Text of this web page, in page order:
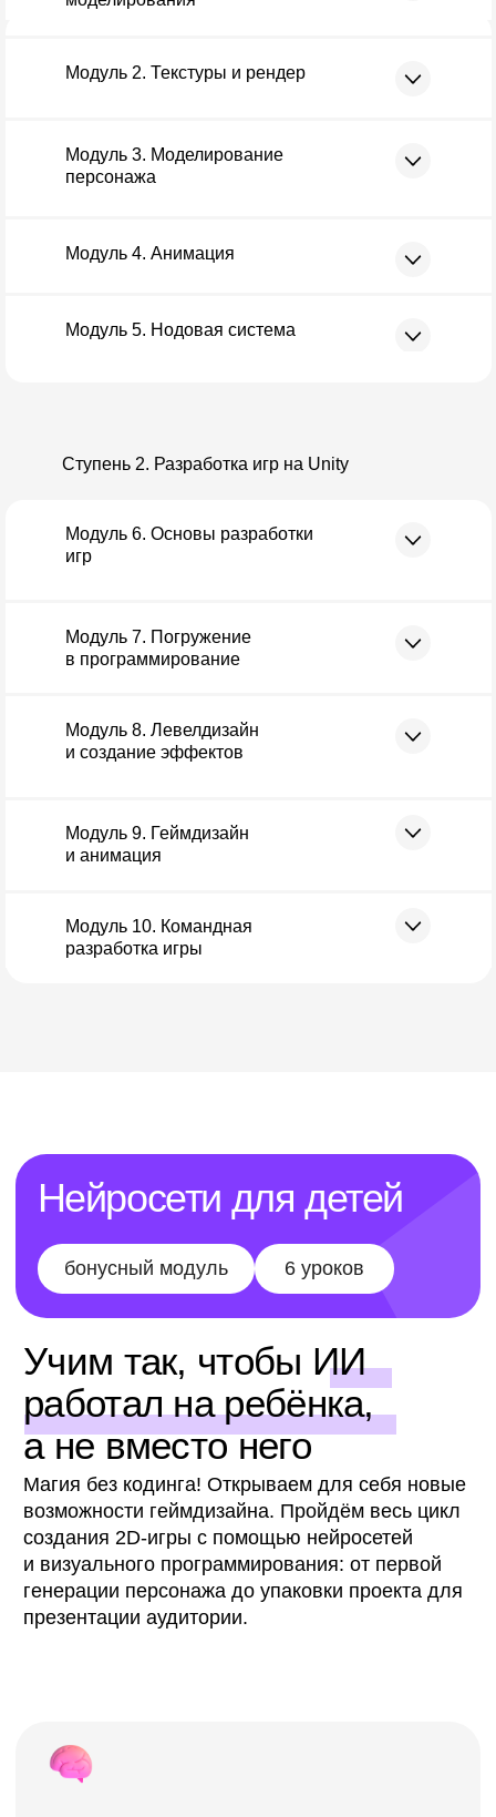
Модуль 2. Текстуры и рендер
Модуль 3. Моделирование
персонажа
Модуль 4. Анимация
Модуль 5. Нодовая система
Ступень 2. Разработка игр на Unity
Модуль 6. Основы разработки
игр
Модуль 7. Погружение
в программирование
Модуль 8. Левелдизайн
и создание эффектов
Модуль 9. Геймдизайн
и анимация
Модуль 10. Командная
разработка игры
Разбираемся, как работает
Урок 1
Учимся писать точные запросы,
Реальные проекты с ИИ
и сделаем афишу для презентации.